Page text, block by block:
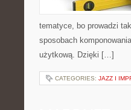
tematyce, bo prowadzi
sposobach
użytkową. Dzięki […]
CATEGORIES: JAZZ I